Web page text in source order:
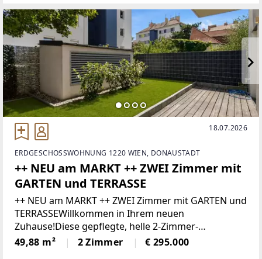
18.07.2026
ERDGESCHOSSWOHNUNG 1220 WIEN, DONAUSTADT
++ NEU am MARKT ++ ZWEI Zimmer mit
GARTEN und TERRASSE
++ NEU am MARKT ++ ZWEI Zimmer mit GARTEN und
TERRASSEWillkommen in Ihrem neuen
Zuhause!Diese gepflegte, helle 2-Zimmer-
Gartenwohnung befindet sich in einem modernen
Wohnhaus aus dem Jahr 2020 in der
49,88 m² 2 Zimmer € 295.000